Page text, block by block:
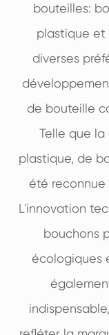
bouteilles:
plastique et
diverses
de bouteille
Telle que
plastique, de
été reconnue
L'innovation
bouchons
écologiques